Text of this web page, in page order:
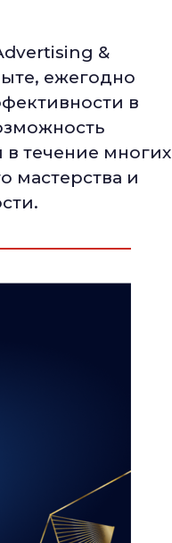
&
ежегодно
в
в течение многих
мастерства и